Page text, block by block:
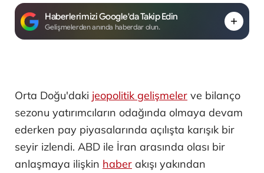
Haberlerimizi Google'da Takip Edin
Gelişmelerden anında haberdar olun.
Orta Doğu'daki jeopolitik gelişmeler ve bilanço
sezonu yatırımcıların odağında olmaya devam
ederken pay piyasalarında açılışta karışık bir
seyir izlendi. ABD ile İran arasında olası bir
anlaşmaya ilişkin haber akışı yakından